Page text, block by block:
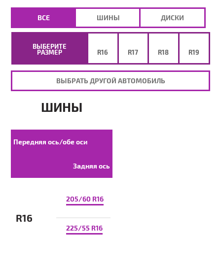
ВЫБЕРИТЕ
РАЗМЕР
R16 R17 R18 R19
ВЫБРАТЬ ДРУГОЙ АВТОМОБИЛЬ
ВСЕ ШИНЫ ДИСКИ
ШИНЫ
Передняя ось/обе оси
Задняя ось
R16
205/60 R16
225/55 R16